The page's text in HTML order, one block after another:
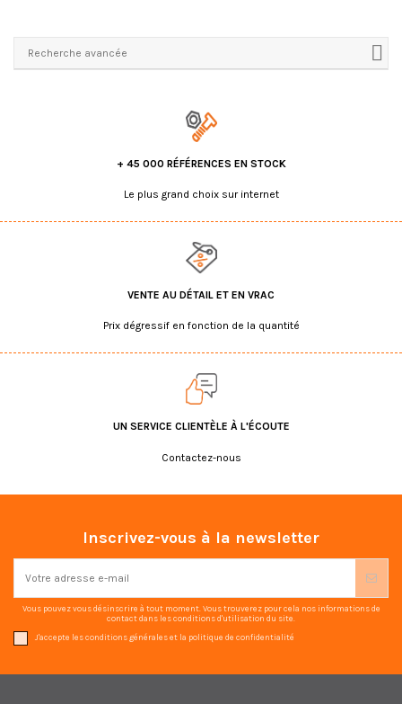
Recherche avancée
+ 45 000 RÉFÉRENCES EN STOCK
Le plus grand choix sur internet
VENTE AU DÉTAIL ET EN VRAC
Prix dégressif en fonction de la quantité
UN SERVICE CLIENTÈLE À L'ÉCOUTE
Contactez-nous
Inscrivez-vous à la newsletter
Vous pouvez vous désinscrire à tout moment. Vous trouverez pour cela nos informations de
contact dans les conditions d'utilisation du site.
J'accepte les conditions générales et la politique de confidentialité